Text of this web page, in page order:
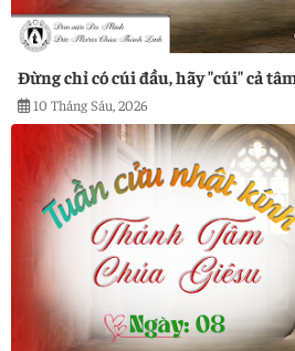
Đừng chỉ có cúi đầu, hãy "cúi" cả
10 Tháng Sáu, 2026